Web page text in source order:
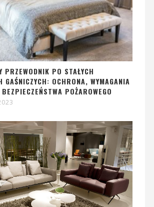
PRZEWODNIK PO STAŁYCH
GAŚNICZYCH: OCHRONA, WYMAGANIA
POŻAROWEGO